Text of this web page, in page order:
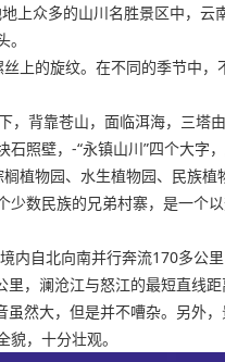
众多的山川名胜景区中，
的旋纹。在不同的季节中
背靠苍山，面临洱海，三
照壁，-“永镇山川”四个大字，
物园、水生植物园、民族
数民族的兄弟村寨，是一个
自北向南并行奔流170多
，澜沧江与怒江的最短直线距
然大，但是并不嘈杂。另外
，十分壮观。